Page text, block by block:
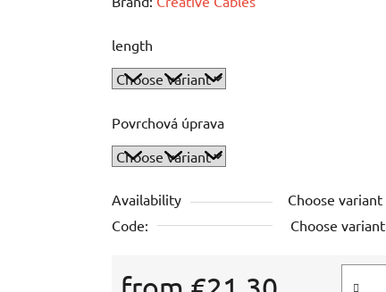
rating
is
out
of
5
stars.
length
Povrchová úprava
Availability
Choose variant
Code:
Choose variant